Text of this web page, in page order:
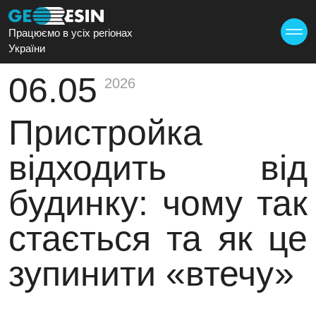
Працюємо в усіх регіонах
України
06.05 2026
Пристройка
відходить від
будинку: чому так
стається та як це
зупинити «втечу»